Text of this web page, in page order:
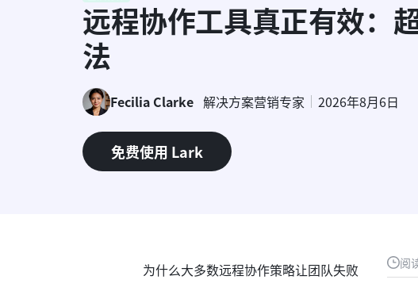
远程协作工具真正有效：
法
Fecilia Clarke 解决方案营销专家 2026年8月6日
免费使用 Lark
阅
为什么大多数远程协作策略让团队失败